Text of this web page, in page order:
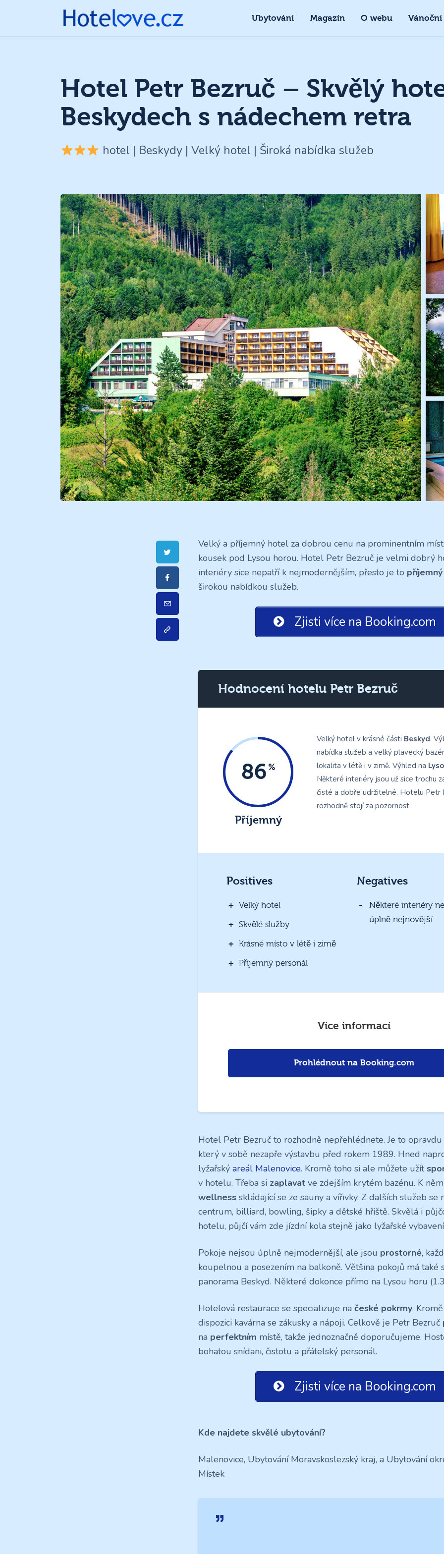
Ubytování Magazín O webu
Hotel Petr Bezruč – Skvělý
Beskydech s nádechem retra
hotel | Beskydy | Velký hotel | Široká nabídka služeb
Velký a příjemný hotel za dobrou cenu na prominentním
kousek pod Lysou horou. Hotel Petr Bezruč je velmi dobrý
interiéry sice nepatří k nejmodernějším, přesto je to
širokou nabídkou služeb.
Zjisti více na Booking.com
Hodnocení hotelu Petr Bezruč
86
Příjemný
Velký hotel v krásné části Beskyd.
nabídka služeb a velký plavecký
lokalita v létě i v zimě. Výhled na
Některé interiéry jsou už sice trochu
čisté a dobře udržitelné. Hotelu Petr
rozhodně stojí za pozornost.
Positives
Velký hotel
Skvělé služby
Krásné místo v létě i zimě
Příjemný personál
Negatives
Některé interiéry
úplně nejnovější
Více informací
Prohlédnout na Booking.com
Hotel Petr Bezruč to rozhodně nepřehlédnete. Je to
který v sobě nezapře výstavbu před rokem 1989. Hned
lyžařskýareál Malenovice. Kromě toho si ale můžete užít
v hotelu. Třeba si zaplavatve zdejším krytém bazénu. K
wellnessskládající se ze sauny a vířivky. Z dalších služeb se
centrum, billiard, bowling, šipky a dětské hřiště. Skvělá i
hotelu, půjčí vám zde jízdní kola stejně jako lyžařské
Pokoje nejsou úplně nejmodernější, ale jsou prostorné,
koupelnou a posezením na balkoně. Většina pokojů má také
panorama Beskyd. Některé dokonce přímo na Lysou horu
Hotelová restaurace se specializuje načeské pokrmy.
dispozici kavárna se zákusky a nápoji. Celkově je Petr Bezruč
na perfektním místě, takže jednoznačně doporučujeme.
bohatou snídani, čistotu a přátelský personál.
Zjisti více na Booking.com
Kde najdete skvělé ubytování?
Malenovice, Ubytování Moravskoslezský kraj, a Ubytování
Místek